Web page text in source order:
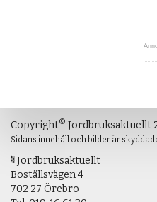
Copyright© Jordbruksaktuellt
Sidans innehåll och bilder är
Jordbruksaktuellt
Boställsvägen 4
702 27 Örebro